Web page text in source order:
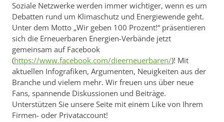
Soziale Netzwerke werden immer wichtiger, wenn es um
Debatten rund um Klimaschutz und Energiewende geht.
Unter dem Motto „Wir geben 100 Prozent!“ präsentieren
sich die Erneuerbaren Energien-Verbände jetzt
gemeinsam auf Facebook
(https://www.facebook.com/dieerneuerbaren/)! Mit
aktuellen Infografiken, Argumenten, Neuigkeiten aus der
Branche und vielem mehr. Wir freuen uns über neue
Fans, spannende Diskussionen und Beiträge.
Unterstützen Sie unsere Seite mit einem Like von Ihrem
Firmen- oder Privataccount!